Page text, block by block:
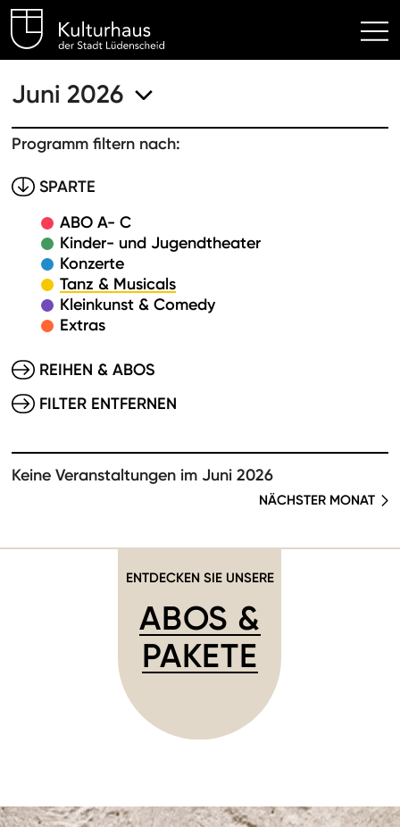
Kulturhaus Lüdenscheid
Juni 2026
Programm filtern nach:
SPARTE
ABO A- C
Kinder- und Jugendtheater
Konzerte
Tanz & Musicals
Kleinkunst & Comedy
Extras
REIHEN & ABOS
FILTER ENTFERNEN
Keine Veranstaltungen im Juni 2026
NÄCHSTER MONAT
ENTDECKEN SIE UNSERE
ABOS &
PAKETE